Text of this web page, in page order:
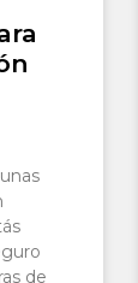
de